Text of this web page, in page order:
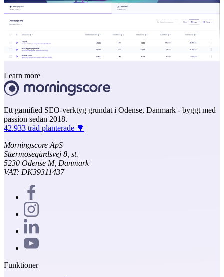
Learn more
Ett gamified SEO-verktyg grundat i Odense, Danmark - byggt med
passion sedan 2018.
42.933 träd planterade 🌳
Morningscore ApS
Stærmosegårdsvej 8, st.
5230 Odense M, Danmark
VAT: DK39311437
Funktioner